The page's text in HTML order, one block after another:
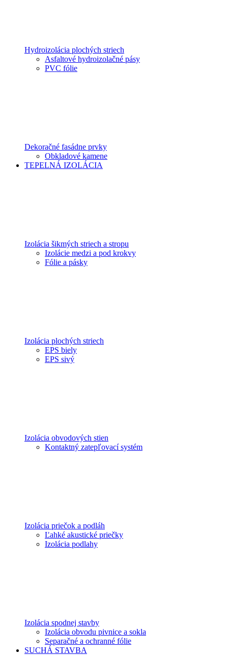
Hydroizolácia plochých striech
Asfaltové hydroizolačné pásy
PVC fólie
Dekoračné fasádne prvky
Obkladové kamene
TEPELNÁ IZOLÁCIA
Izolácia šikmých striech a stropu
Izolácie medzi a pod krokvy
Fólie a pásky
Izolácia plochých striech
EPS biely
EPS sivý
Izolácia obvodových stien
Kontaktný zatepľovací systém
Izolácia priečok a podláh
Ľahké akustické priečky
Izolácia podlahy
Izolácia spodnej stavby
Izolácia obvodu pivnice a sokla
Separačné a ochranné fólie
SUCHÁ STAVBA